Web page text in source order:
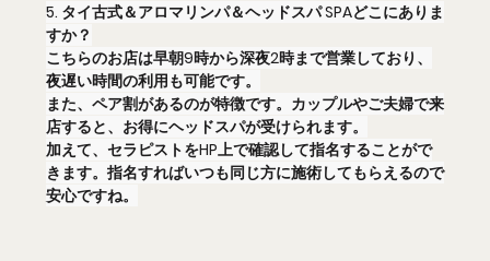
5. タイ古式＆アロマリンパ＆ヘッドスパ SPAどこにありま
すか？
こちらのお店は早朝9時から深夜2時まで営業しており、
夜遅い時間の利用も可能です。
また、ペア割があるのが特徴です。カップルやご夫婦で来
店すると、お得にヘッドスパが受けられます。
加えて、セラピストをHP上で確認して指名することがで
きます。指名すればいつも同じ方に施術してもらえるので
安心ですね。